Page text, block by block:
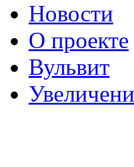
Новости
О проекте
Вульвит